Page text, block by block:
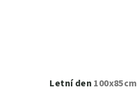
Letní den 100x85cm